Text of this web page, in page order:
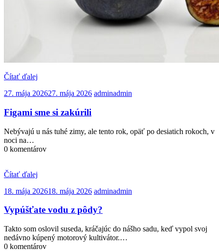
Čítať ďalej
27. mája 202627. mája 2026 adminadmin
Figami sme si zakúrili
Nebývajú u nás tuhé zimy, ale tento rok, opäť po desiatich rokoch, v
noci na…
0 komentárov
Čítať ďalej
18. mája 202618. mája 2026 adminadmin
Vypúšťate vodu z pôdy?
Takto som oslovil suseda, kráčajúc do nášho sadu, keď vypol svoj
nedávno kúpený motorový kultivátor.…
0 komentárov